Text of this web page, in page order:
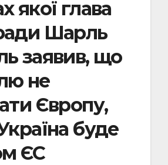
якої глава
Шарль
заявив, що
не
Європу,
буде
ЄС